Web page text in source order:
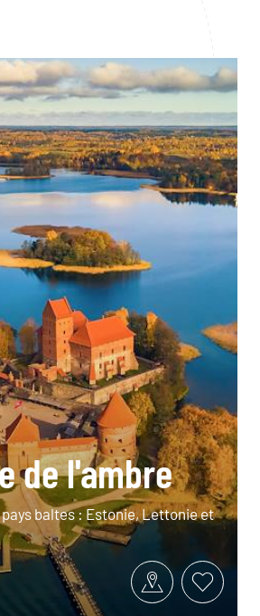
de l'ambre
baltes : Estonie, Lettonie et